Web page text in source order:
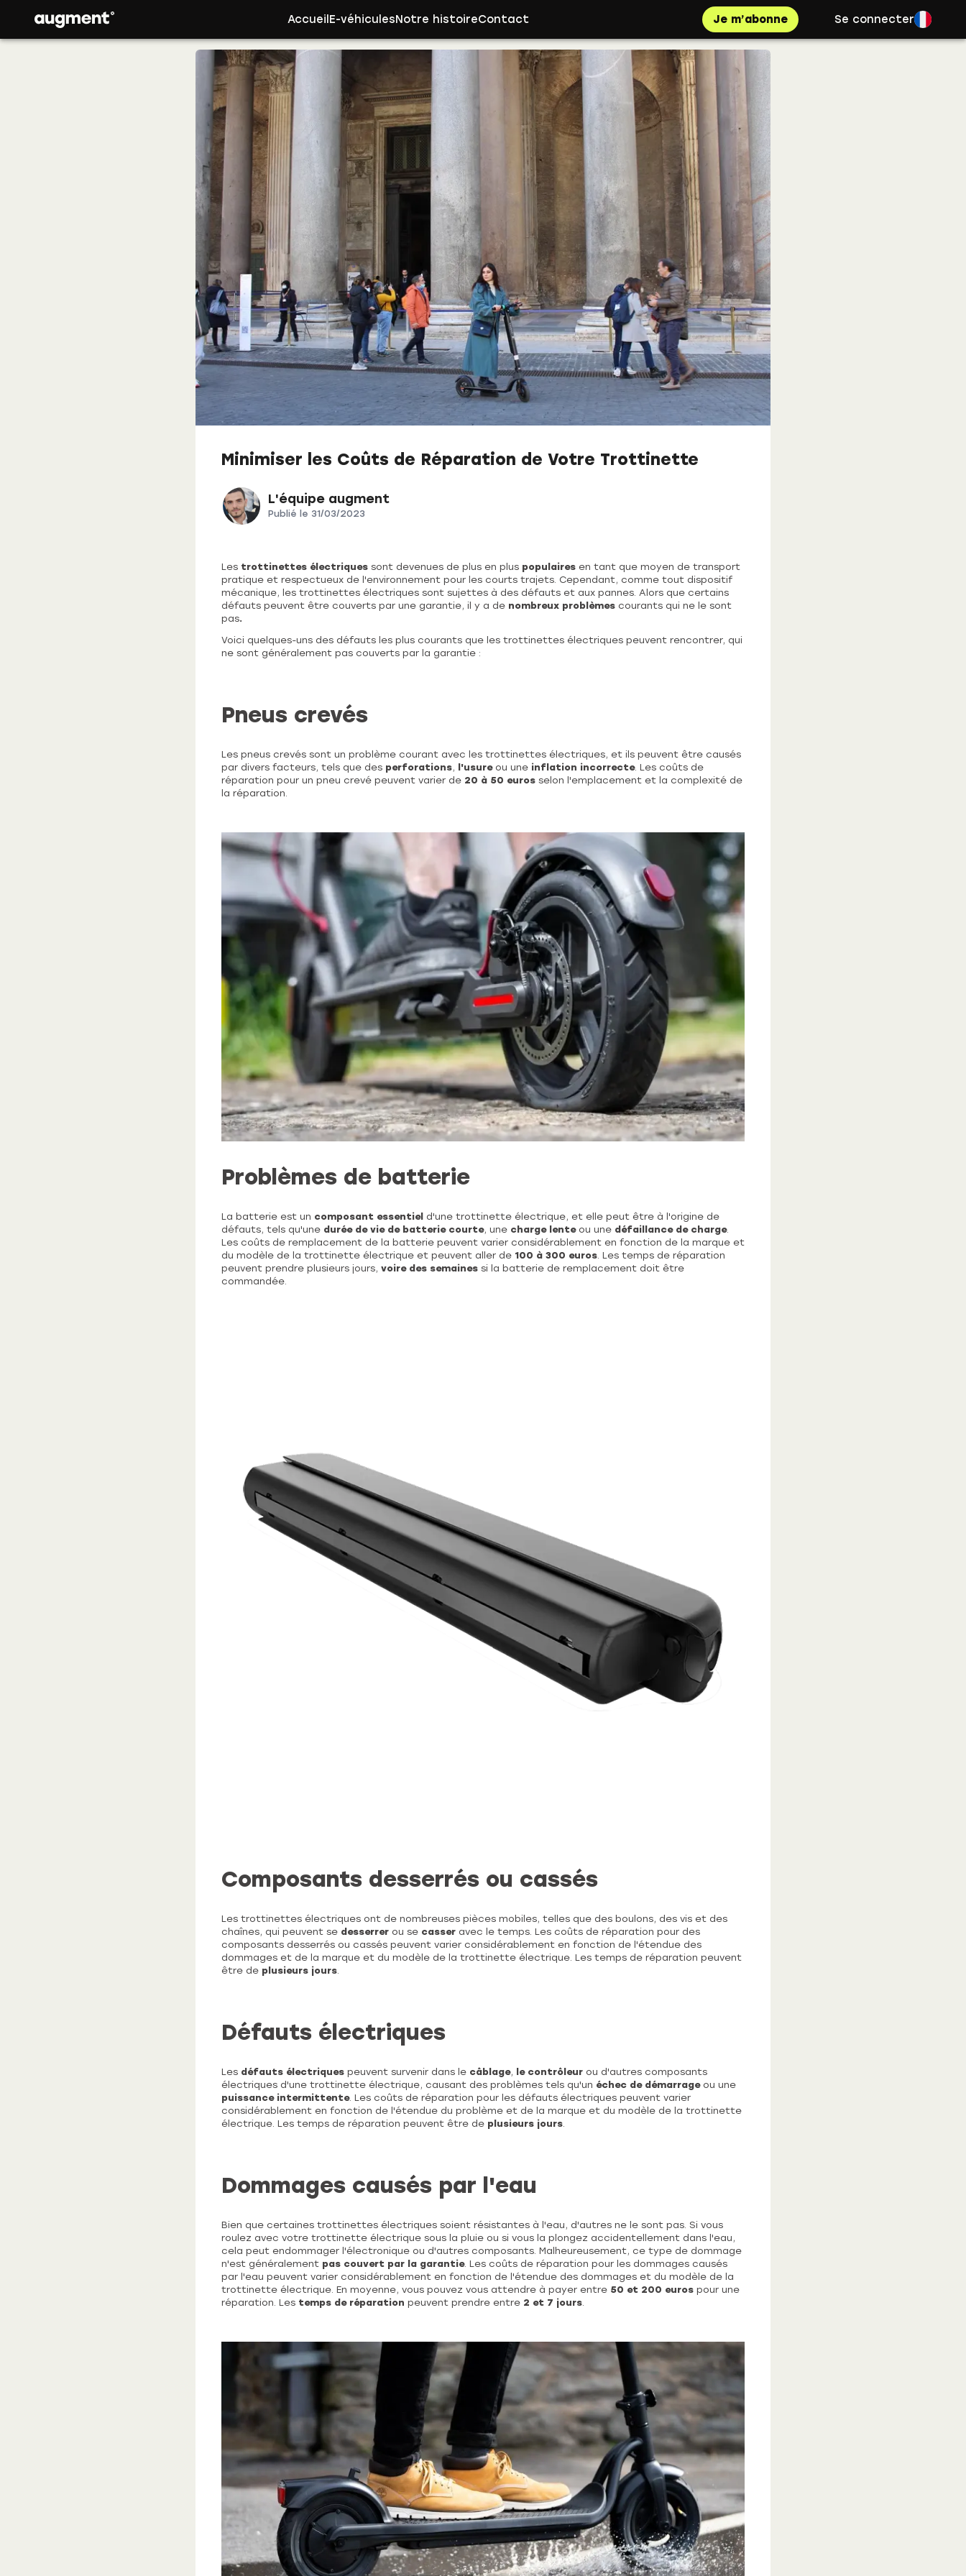
Accueil E-véhiculesNotre histoireContact Je m’abonne Se connecter
Minimiser les Coûts de Réparation de Votre Trottinette
L'équipe augment
Publié le 31/03/2023
Les trottinettes électriques sont devenues de plus en plus populaires en tant que moyen de transport
pratique et respectueux de l'environnement pour les courts trajets. Cependant, comme tout dispositif
mécanique, les trottinettes électriques sont sujettes à des défauts et aux pannes. Alors que certains
défauts peuvent être couverts par une garantie, il y a de nombreux problèmes courants qui ne le sont
pas.
Voici quelques-uns des défauts les plus courants que les trottinettes électriques peuvent rencontrer, qui
ne sont généralement pas couverts par la garantie :
Pneus crevés
Les pneus crevés sont un problème courant avec les trottinettes électriques, et ils peuvent être causés
par divers facteurs, tels que des perforations, l'usureou une inflation incorrecte. Les coûts de
réparation pour un pneu crevé peuvent varier de 20 à 50 euros selon l'emplacement et la complexité de
la réparation.
Problèmes de batterie
La batterie est un composant essentiel d'une trottinette électrique, et elle peut être à l'origine de
défauts, tels qu'une durée de vie de batterie courte, une charge lenteou une défaillance de charge.
Les coûts de remplacement de la batterie peuvent varier considérablement en fonction de la marque et
du modèle de la trottinette électrique et peuvent aller de 100 à 300 euros. Les temps de réparation
peuvent prendre plusieurs jours, voire des semaines si la batterie de remplacement doit être
commandée.
Composants desserrés ou cassés
Les trottinettes électriques ont de nombreuses pièces mobiles, telles que des boulons, des vis et des
chaînes, qui peuvent se desserrer ou se casser avec le temps. Les coûts de réparation pour des
composants desserrés ou cassés peuvent varier considérablement en fonction de l'étendue des
dommages et de la marque et du modèle de la trottinette électrique. Les temps de réparation peuvent
être de plusieurs jours.
Défauts électriques
Les défauts électriques peuvent survenir dans le câblage, le contrôleur ou d'autres composants
électriques d'une trottinette électrique, causant des problèmes tels qu'un échec de démarrageou une
puissance intermittente. Les coûts de réparation pour les défauts électriques peuvent varier
considérablement en fonction de l'étendue du problème et de la marque et du modèle de la trottinette
électrique. Les temps de réparation peuvent être de plusieurs jours.
Dommages causés par l'eau
Bien que certaines trottinettes électriques soient résistantes à l'eau, d'autres ne le sont pas. Si vous
roulez avec votre trottinette électrique sous la pluie ou si vous la plongez accidentellement dans l'eau,
cela peut endommager l'électronique ou d'autres composants. Malheureusement, ce type de dommage
n'est généralement pas couvert par la garantie. Les coûts de réparation pour les dommages causés
par l'eau peuvent varier considérablement en fonction de l'étendue des dommages et du modèle de la
trottinette électrique. En moyenne, vous pouvez vous attendre à payer entre 50 et 200 euros pour une
réparation. Les temps de réparation peuvent prendre entre 2 et 7 jours.